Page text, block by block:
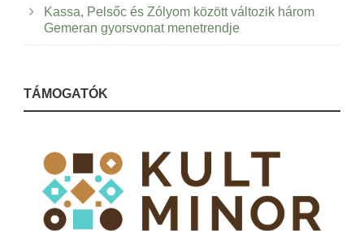
Kassa, Pelsőc és Zólyom között változik három
Gemeran gyorsvonat menetrendje
TÁMOGATÓK